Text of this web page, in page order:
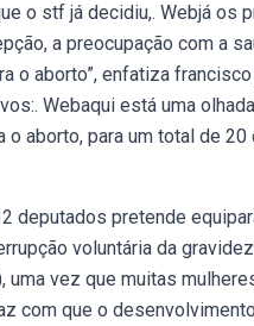
o stf já decidiu,. Webjá os
a preocupação com a
o aborto”, enfatiza
Webaqui está uma
aborto, para um total de
deputados pretende
voluntária da
vez que muitas
com que o